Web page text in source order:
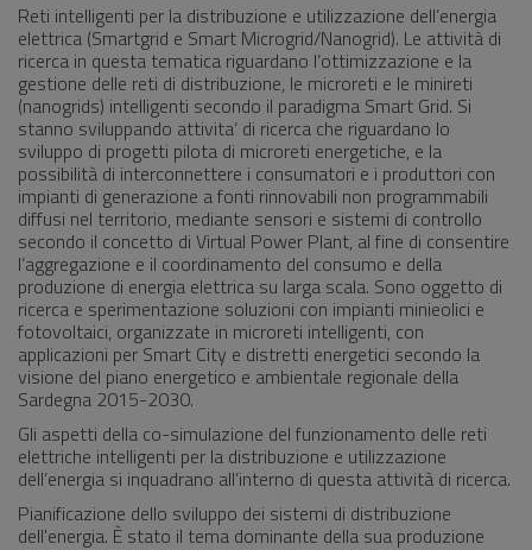
Reti intelligenti per la distribuzione e utilizzazione dell’energia
elettrica (Smartgrid e Smart Microgrid/Nanogrid). Le attività di
ricerca in questa tematica riguardano l’ottimizzazione e la
gestione delle reti di distribuzione, le microreti e le minireti
(nanogrids) intelligenti secondo il paradigma Smart Grid. Si
stanno sviluppando attivita’ di ricerca che riguardano lo
sviluppo di progetti pilota di microreti energetiche, e la
possibilità di interconnettere i consumatori e i produttori con
impianti di generazione a fonti rinnovabili non programmabili
diffusi nel territorio, mediante sensori e sistemi di controllo
secondo il concetto di Virtual Power Plant, al fine di consentire
l’aggregazione e il coordinamento del consumo e della
produzione di energia elettrica su larga scala. Sono oggetto di
ricerca e sperimentazione soluzioni con impianti minieolici e
fotovoltaici, organizzate in microreti intelligenti, con
applicazioni per Smart City e distretti energetici secondo la
visione del piano energetico e ambientale regionale della
Sardegna 2015-2030.
Gli aspetti della co-simulazione del funzionamento delle reti
elettriche intelligenti per la distribuzione e utilizzazione
dell’energia si inquadrano all’interno di questa attività di ricerca.
Pianificazione dello sviluppo dei sistemi di distribuzione
dell'energia. È stato il tema dominante della sua produzione